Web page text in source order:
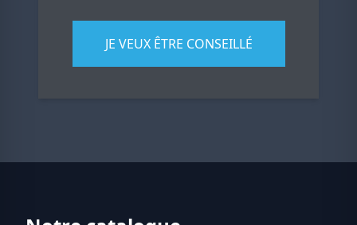
JE VEUX ÊTRE CONSEILLÉ